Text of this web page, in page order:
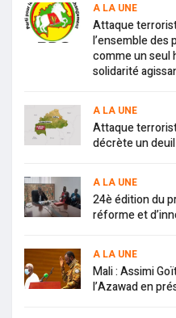
A LA UNE
Attaque
l’ensemble des
comme un seul
solidarité
A LA UNE
Attaque
décrète un
A LA UNE
24è édition du
réforme et
A LA UNE
Mali : Assimi
l’Azawad en